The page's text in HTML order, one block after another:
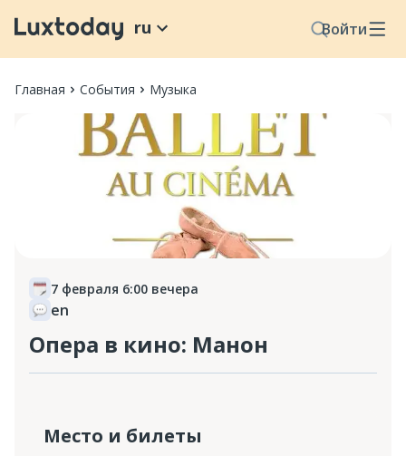
Войти
ru
Главная События Музыка
7 февраля 6:00 вечера
en
Опера в кино: Манон
Место и билеты